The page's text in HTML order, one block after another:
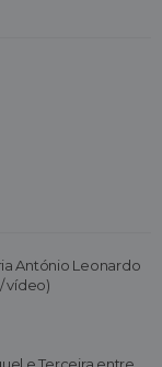
António Leonardo
vídeo)
e Terceira entre